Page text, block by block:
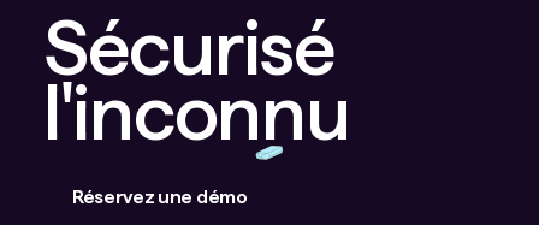
Sécurisé
l'inconnu
Réservez une démo